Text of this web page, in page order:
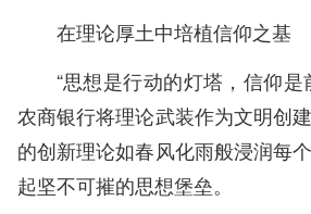
在理论厚土中培植信仰之基
“思想是行动的灯塔，信仰是
农商银行将理论武装作为文明创
的创新理论如春风化雨般浸润每
起坚不可摧的思想堡垒。